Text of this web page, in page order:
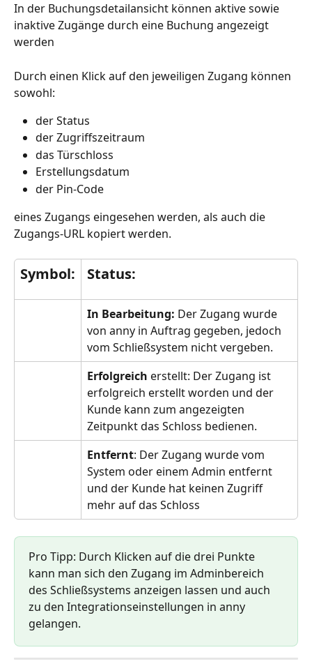
In der Buchungsdetailansicht können aktive sowie
inaktive Zugänge durch eine Buchung angezeigt
werden
Durch einen Klick auf den jeweiligen Zugang können
sowohl:
der Status
der Zugriffszeitraum
das Türschloss
Erstellungsdatum
der Pin-Code
eines Zugangs eingesehen werden, als auch die
Zugangs-URL kopiert werden.
Symbol: Status:
In Bearbeitung: Der Zugang wurde
von anny in Auftrag gegeben, jedoch
vom Schließsystem nicht vergeben.
Erfolgreich erstellt: Der Zugang ist
erfolgreich erstellt worden und der
Kunde kann zum angezeigten
Zeitpunkt das Schloss bedienen.
Entfernt: Der Zugang wurde vom
System oder einem Admin entfernt
und der Kunde hat keinen Zugriff
mehr auf das Schloss
Pro Tipp: Durch Klicken auf die drei Punkte
kann man sich den Zugang im Adminbereich
des Schließsystems anzeigen lassen und auch
zu den Integrationseinstellungen in anny
gelangen.